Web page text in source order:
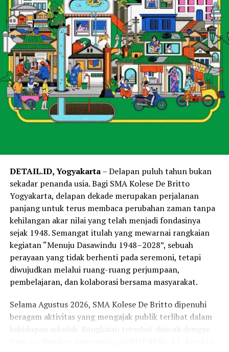
DETAIL.ID, Yogyakarta– Delapan puluh tahun bukan
sekadar penanda usia. Bagi SMA Kolese De Britto
Yogyakarta, delapan dekade merupakan perjalanan
panjang untuk terus membaca perubahan zaman tanpa
kehilangan akar nilai yang telah menjadi fondasinya
sejak 1948. Semangat itulah yang mewarnai rangkaian
kegiatan “Menuju Dasawindu 1948–2028”, sebuah
perayaan yang tidak berhenti pada seremoni, tetapi
diwujudkan melalui ruang-ruang perjumpaan,
pembelajaran, dan kolaborasi bersama masyarakat.
Selama Agustus 2026, SMA Kolese De Britto dipenuhi
beragam aktivitas yang mengajak publik terlibat dalam
kehidupan sekolah. Rangkaian tersebut diawali dengan